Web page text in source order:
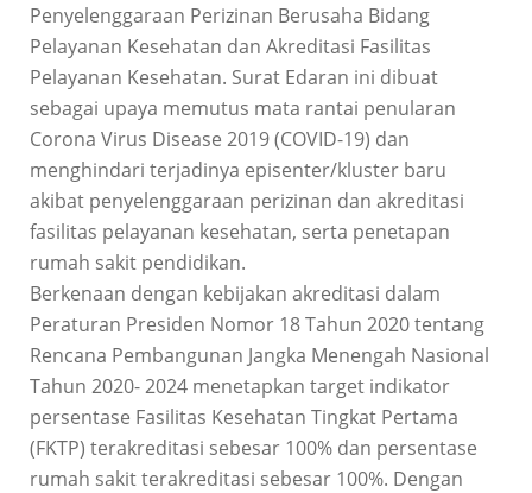
Penyelenggaraan Perizinan Berusaha Bidang
Pelayanan Kesehatan dan Akreditasi Fasilitas
Pelayanan Kesehatan. Surat Edaran ini dibuat
sebagai upaya memutus mata rantai penularan
Corona Virus Disease 2019 (COVID-19) dan
menghindari terjadinya episenter/kluster baru
akibat penyelenggaraan perizinan dan akreditasi
fasilitas pelayanan kesehatan, serta penetapan
rumah sakit pendidikan.
Berkenaan dengan kebijakan akreditasi dalam
Peraturan Presiden Nomor 18 Tahun 2020 tentang
Rencana Pembangunan Jangka Menengah Nasional
Tahun 2020- 2024 menetapkan target indikator
persentase Fasilitas Kesehatan Tingkat Pertama
(FKTP) terakreditasi sebesar 100% dan persentase
rumah sakit terakreditasi sebesar 100%. Dengan